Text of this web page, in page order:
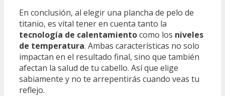
En conclusión, al elegir una plancha de pelo de
titanio, es vital tener en cuenta tanto la
tecnología de calentamientocomo los niveles
de temperatura. Ambas características no solo
impactan en el resultado final, sino que también
afectan la salud de tu cabello. Así que elige
sabiamente y no te arrepentirás cuando veas tu
reflejo.